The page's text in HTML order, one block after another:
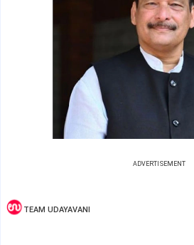
ADVERTISEMENT
TEAM UDAYAVANI